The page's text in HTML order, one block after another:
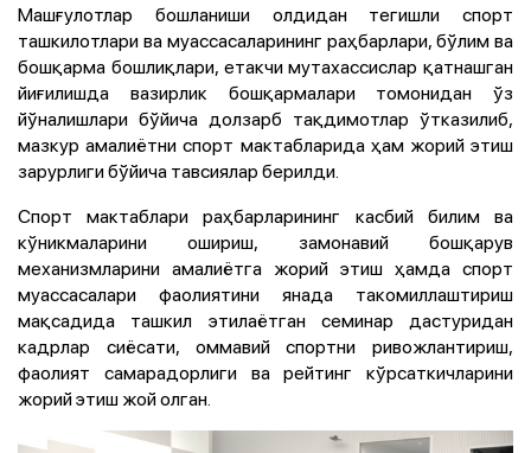
Машғулотлар бошланиши олдидан тегишли спорт
ташкилотлари ва муассасаларининг раҳбарлари, бўлим ва
бошқарма бошлиқлари, етакчи мутахассислар қатнашган
йиғилишда вазирлик бошқармалари томонидан ўз
йўналишлари бўйича долзарб тақдимотлар ўтказилиб,
мазкур амалиётни спорт мактабларида ҳам жорий этиш
зарурлиги бўйича тавсиялар берилди.
Спорт мактаблари раҳбарларининг касбий билим ва
кўникмаларини ошириш, замонавий бошқарув
механизмларини амалиётга жорий этиш ҳамда спорт
муассасалари фаолиятини янада такомиллаштириш
мақсадида ташкил этилаётган семинар дастуридан
кадрлар сиёсати, оммавий спортни ривожлантириш,
фаолият самарадорлиги ва рейтинг кўрсаткичларини
жорий этиш жой олган.